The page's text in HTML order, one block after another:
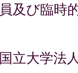
及び臨時
立大学法